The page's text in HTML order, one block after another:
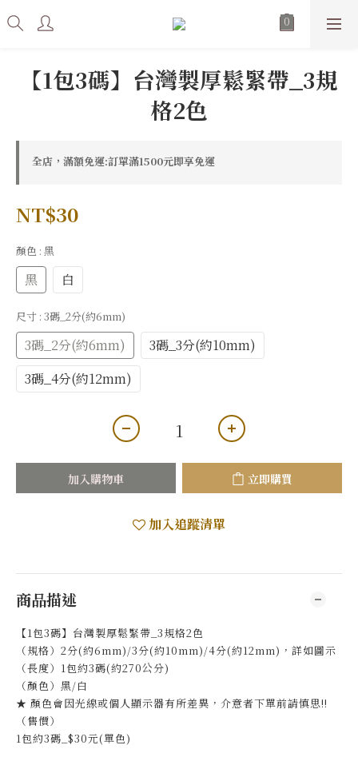
【1包3碼】台灣製厚鬆緊帶_3規
格2色
全店，滿額免運:訂單滿1500元即享免運
NT$30
顏色 : 黑
黑 白
尺寸 : 3碼_2分(約6mm)
3碼_2分(約6mm)
3碼_3分(約10mm)
3碼_4分(約12mm)
加入購物車 立即購買
加入追蹤清單
商品描述
【1包3碼】台灣製厚鬆緊帶_3規格2色
（規格）2分(約6mm)/3分(約10mm)/4分(約12mm)，詳如圖示
（長度）1包約3碼(約270公分)
（顏色）黑/白
★ 顏色會因光線或個人顯示器有所差異，介意者下單前請慎思!!
（售價）
1包約3碼_$30元(單色)